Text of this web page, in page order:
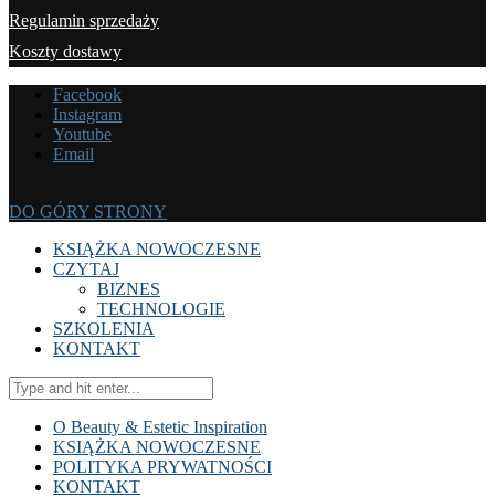
Regulamin sprzedaży
Koszty dostawy
Facebook
Instagram
Youtube
Email
DO GÓRY STRONY
KSIĄŻKA NOWOCZESNE
CZYTAJ
BIZNES
TECHNOLOGIE
SZKOLENIA
KONTAKT
O Beauty & Estetic Inspiration
KSIĄŻKA NOWOCZESNE
POLITYKA PRYWATNOŚCI
KONTAKT